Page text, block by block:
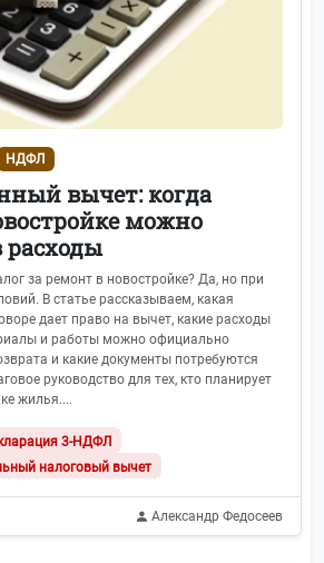
НДФЛ
вычет: когда
можно
за ремонт в новостройке? Да, но при
В статье рассказываем, какая
дает право на вычет, какие расходы
и работы можно официально
и какие документы потребуются
руководство для тех, кто планирует
жилья....
3-НДФЛ
налоговый вычет
Александр Федосеев